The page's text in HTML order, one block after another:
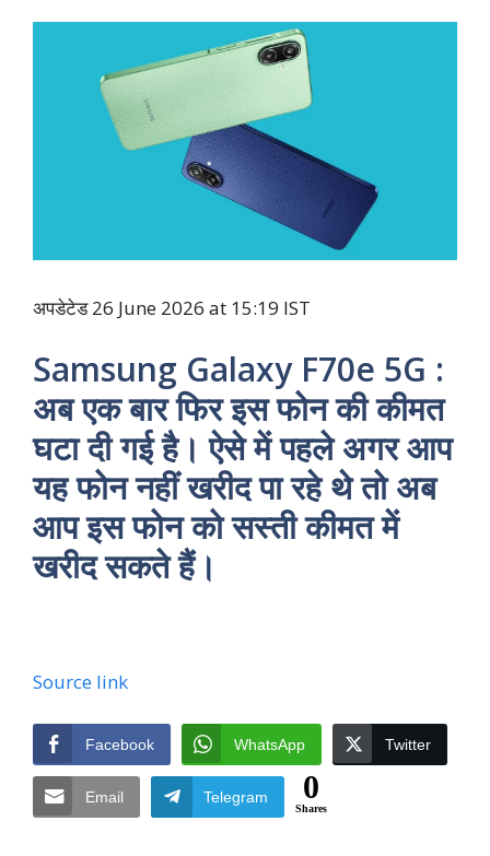
अपडेटेड 26 June 2026 at 15:19 IST
Samsung Galaxy F70e 5G :
अब एक बार फिर इस फोन की कीमत
घटा दी गई है। ऐसे में पहले अगर आप
यह फोन नहीं खरीद पा रहे थे तो अब
आप इस फोन को सस्ती कीमत में
खरीद सकते हैं।
Source link
Facebook WhatsApp Twitter
Email Telegram 0
Shares